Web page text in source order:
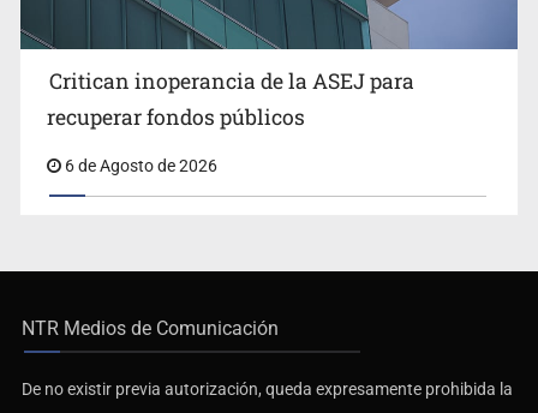
Critican inoperancia de la ASEJ para
recuperar fondos públicos
6 de Agosto de 2026
NTR Medios de Comunicación
De no existir previa autorización, queda expresamente prohibida la